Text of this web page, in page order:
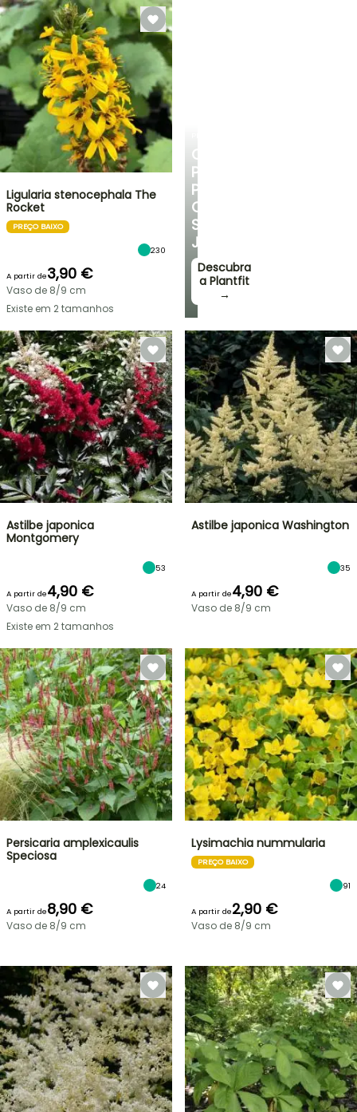
CONSELHOS
PERSONALIZADOS
PARA
O
SEU
JARDIM
Descubra
a Plantfit
→
Ligularia stenocephala The
Rocket
PREÇO BAIXO
230
A partir de3,90 €
Vaso de 8/9 cm
Existe em 2 tamanhos
Astilbe japonica
Montgomery
53
A partir de4,90 €
Vaso de 8/9 cm
Existe em 2 tamanhos
Astilbe japonica Washington
35
A partir de4,90 €
Vaso de 8/9 cm
Persicaria amplexicaulis
Speciosa
24
A partir de8,90 €
Vaso de 8/9 cm
Lysimachia nummularia
PREÇO BAIXO
91
A partir de2,90 €
Vaso de 8/9 cm